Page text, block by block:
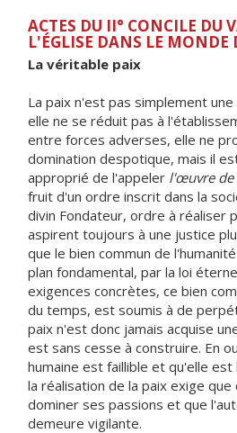
ACTES DU II° CONCILE DU
L'ÉGLISE DANS LE MONDE
La véritable paix
La paix n'est pas simplement
elle ne se réduit pas à
entre forces adverses, elle ne
domination despotique, mais il
approprié de l'appeler l'œuvre de
fruit d'un ordre inscrit dans la
divin Fondateur, ordre à réaliser
aspirent toujours à une justice
que le bien commun de
plan fondamental, par la loi
exigences concrètes, ce bien
du temps, est soumis à de
paix n'est donc jamais acquise
est sans cesse à construire. En
humaine est faillible et qu'elle
la réalisation de la paix exige que
dominer ses passions et que
demeure vigilante.